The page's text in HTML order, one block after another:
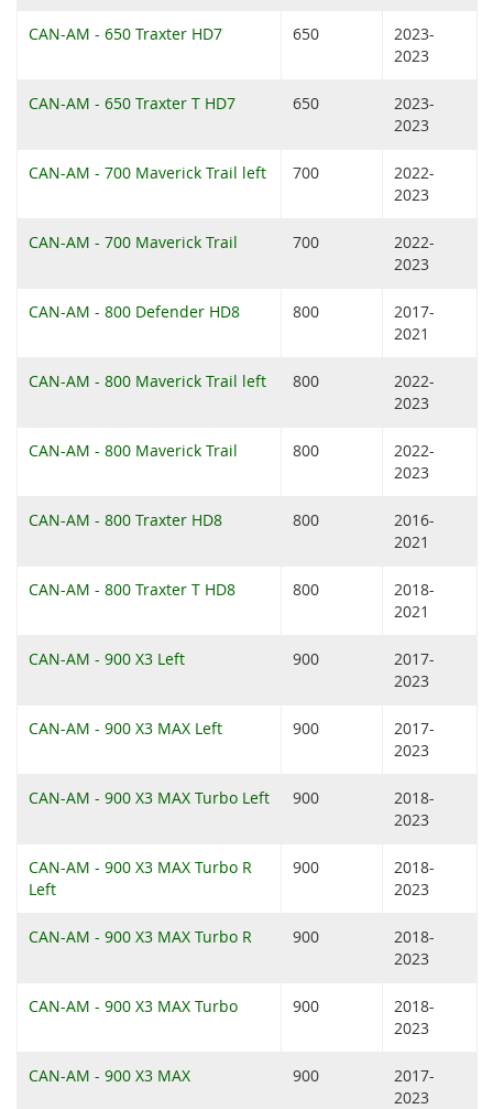
CAN-AM - 650 Traxter HD7 650
2023-
2023
CAN-AM - 650 Traxter T HD7 650
2023-
2023
CAN-AM - 700 Maverick Trail left 700
2022-
2023
CAN-AM - 700 Maverick Trail 700
2022-
2023
CAN-AM - 800 Defender HD8 800
2017-
2021
CAN-AM - 800 Maverick Trail left 800
2022-
2023
CAN-AM - 800 Maverick Trail 800
2022-
2023
CAN-AM - 800 Traxter HD8 800
2016-
2021
CAN-AM - 800 Traxter T HD8 800
2018-
2021
CAN-AM - 900 X3 Left 900
2017-
2023
CAN-AM - 900 X3 MAX Left 900
2017-
2023
CAN-AM - 900 X3 MAX Turbo Left 900
2018-
2023
CAN-AM - 900 X3 MAX Turbo R
Left
900
2018-
2023
CAN-AM - 900 X3 MAX Turbo R 900
2018-
2023
CAN-AM - 900 X3 MAX Turbo 900
2018-
2023
CAN-AM - 900 X3 MAX 900
2017-
2023